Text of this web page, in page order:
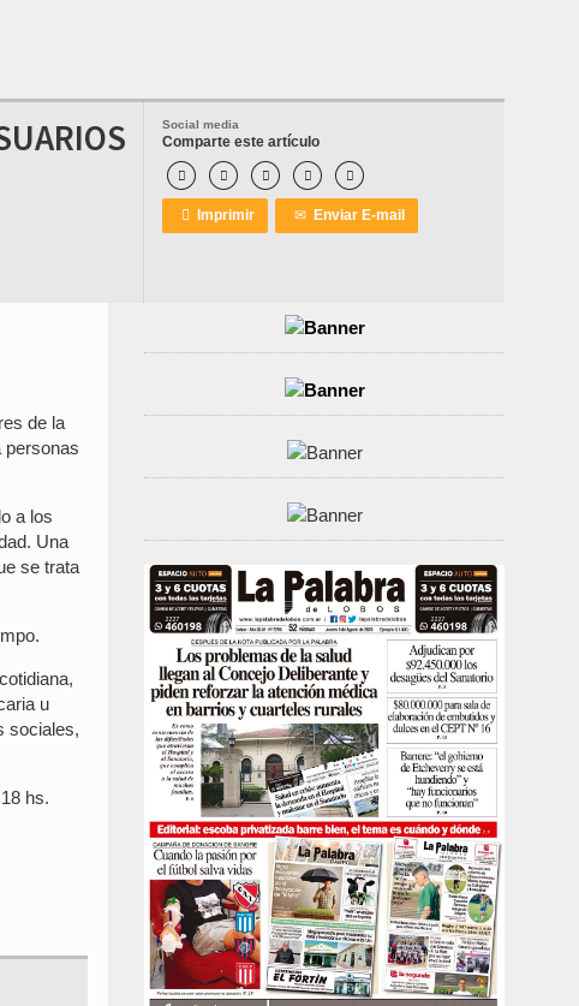
Social media
Comparte este artículo
    
 Imprimir ✉ Enviar E-mail
de la
personas
a los
Una
se trata
u
sociales,
hs.